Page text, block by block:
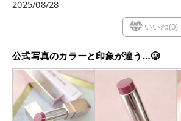
2025/08/28
いいね(0)
公式写真のカラーと印象が違う…🥲